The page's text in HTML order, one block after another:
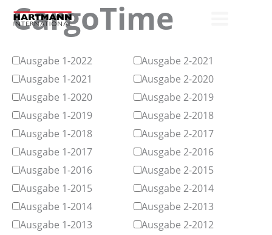
Zum
InhaltCargoTime
Ausgabe 1-2022
Ausgabe 2-2021
Ausgabe 1-2021
Ausgabe 2-2020
Ausgabe 1-2020
Ausgabe 2-2019
Ausgabe 1-2019
Ausgabe 2-2018
Ausgabe 1-2018
Ausgabe 2-2017
Ausgabe 1-2017
Ausgabe 2-2016
Ausgabe 1-2016
Ausgabe 2-2015
Ausgabe 1-2015
Ausgabe 2-2014
Ausgabe 1-2014
Ausgabe 2-2013
Ausgabe 1-2013
Ausgabe 2-2012